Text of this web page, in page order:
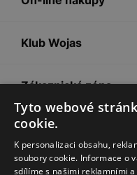
Klub Wojas
Zákaznická zóna
Společnost Wojas
Rady
Tyto webové
cookie.
K personalizaci obsahu,
soubory cookie. Informace o
sdílíme s našimi reklamními